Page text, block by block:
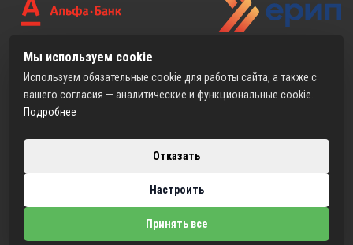
2026 © Ветаптека ВетСпектр
Использование материалов сайта только с разрешения владельца.
Разработка интернет-магазинаDessites.by
Мы используем cookie
Используем обязательные cookie для работы сайта, а также с
вашего согласия — аналитические и функциональные cookie.
Подробнее
Отказать
Настроить
Принять все